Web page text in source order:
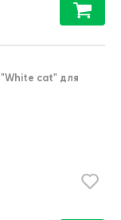
"White cat" для